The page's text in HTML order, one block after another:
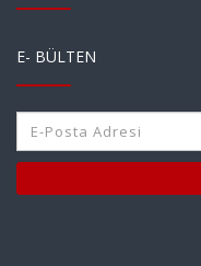
E- BÜLTEN